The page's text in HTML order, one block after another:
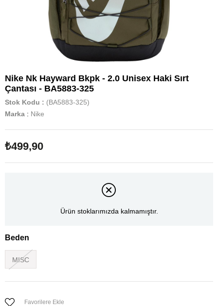
Nike Nk Hayward Bkpk - 2.0 Unisex Haki Sırt
Çantası - BA5883-325
Stok Kodu
(BA5883-325)
Marka : Nike
₺499,90
Ürün stoklarımızda kalmamıştır.
Beden
MISC
Favorilere Ekle